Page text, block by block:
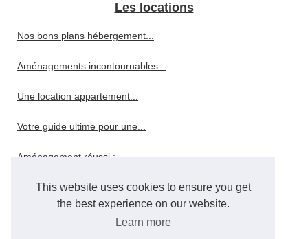
This website uses cookies to ensure you get
the best experience on our website.
Learn more
Les locations
Nos bons plans hébergement...
Aménagements incontournables...
Une location appartement...
Votre guide ultime pour une...
Aménagement réussi :...
Trouvez votre logement idéal...
Les plus belles locations de...